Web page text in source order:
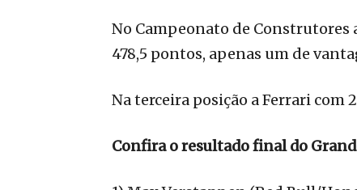
No Campeonato de Construtores
478,5 pontos, apenas um de
Na terceira posição a Ferrari com
Confira o resultado final do